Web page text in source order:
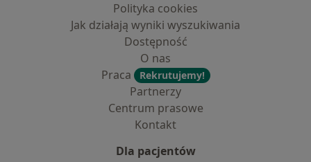
Polityka cookies
Jak działają wyniki wyszukiwania
Dostępność
O nas
Praca
Rekrutujemy!
Partnerzy
Centrum prasowe
Kontakt
Dla pacjentów